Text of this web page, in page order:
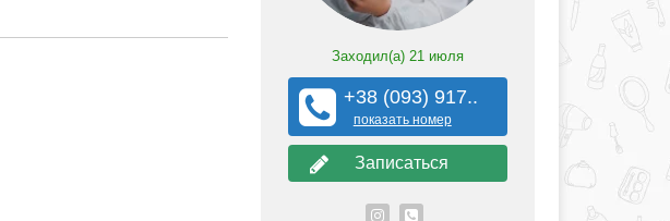
Заходил(а) 21 июля
+38 (093) 917..
показать номер
Записаться